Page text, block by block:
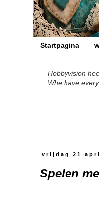
Startpagina
Hobbyvision
Whe have
vrijdag 21
Spelen